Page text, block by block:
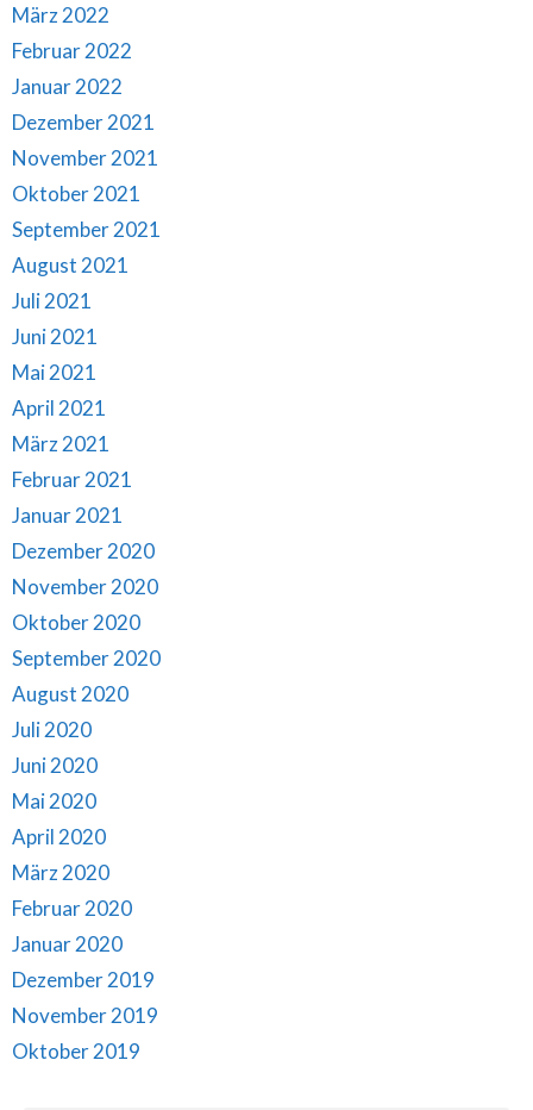
März 2022
Februar 2022
Januar 2022
Dezember 2021
November 2021
Oktober 2021
September 2021
August 2021
Juli 2021
Juni 2021
Mai 2021
April 2021
März 2021
Februar 2021
Januar 2021
Dezember 2020
November 2020
Oktober 2020
September 2020
August 2020
Juli 2020
Juni 2020
Mai 2020
April 2020
März 2020
Februar 2020
Januar 2020
Dezember 2019
November 2019
Oktober 2019